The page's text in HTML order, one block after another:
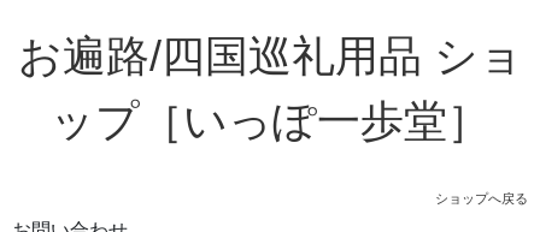
お遍路/四国巡礼用品 ショ
ップ［いっぽ一歩堂］
ショップへ戻る